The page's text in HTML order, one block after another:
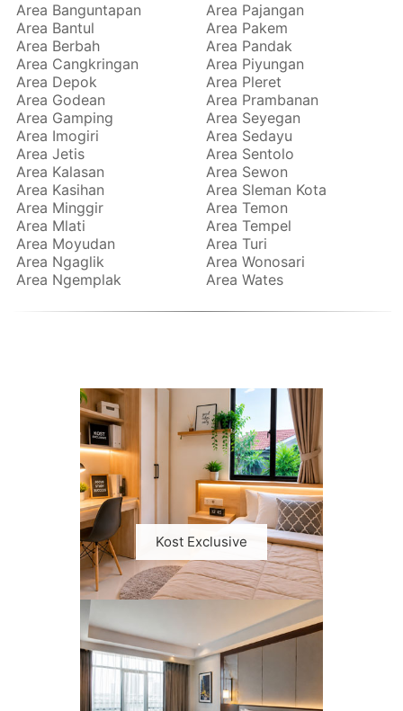
Area Banguntapan
Area Bantul
Area Berbah
Area Cangkringan
Area Depok
Area Godean
Area Gamping
Area Imogiri
Area Jetis
Area Kalasan
Area Kasihan
Area Minggir
Area Mlati
Area Moyudan
Area Ngaglik
Area Ngemplak
Area Pajangan
Area Pakem
Area Pandak
Area Piyungan
Area Pleret
Area Prambanan
Area Seyegan
Area Sedayu
Area Sentolo
Area Sewon
Area Sleman Kota
Area Temon
Area Tempel
Area Turi
Area Wonosari
Area Wates
Kost Exclusive